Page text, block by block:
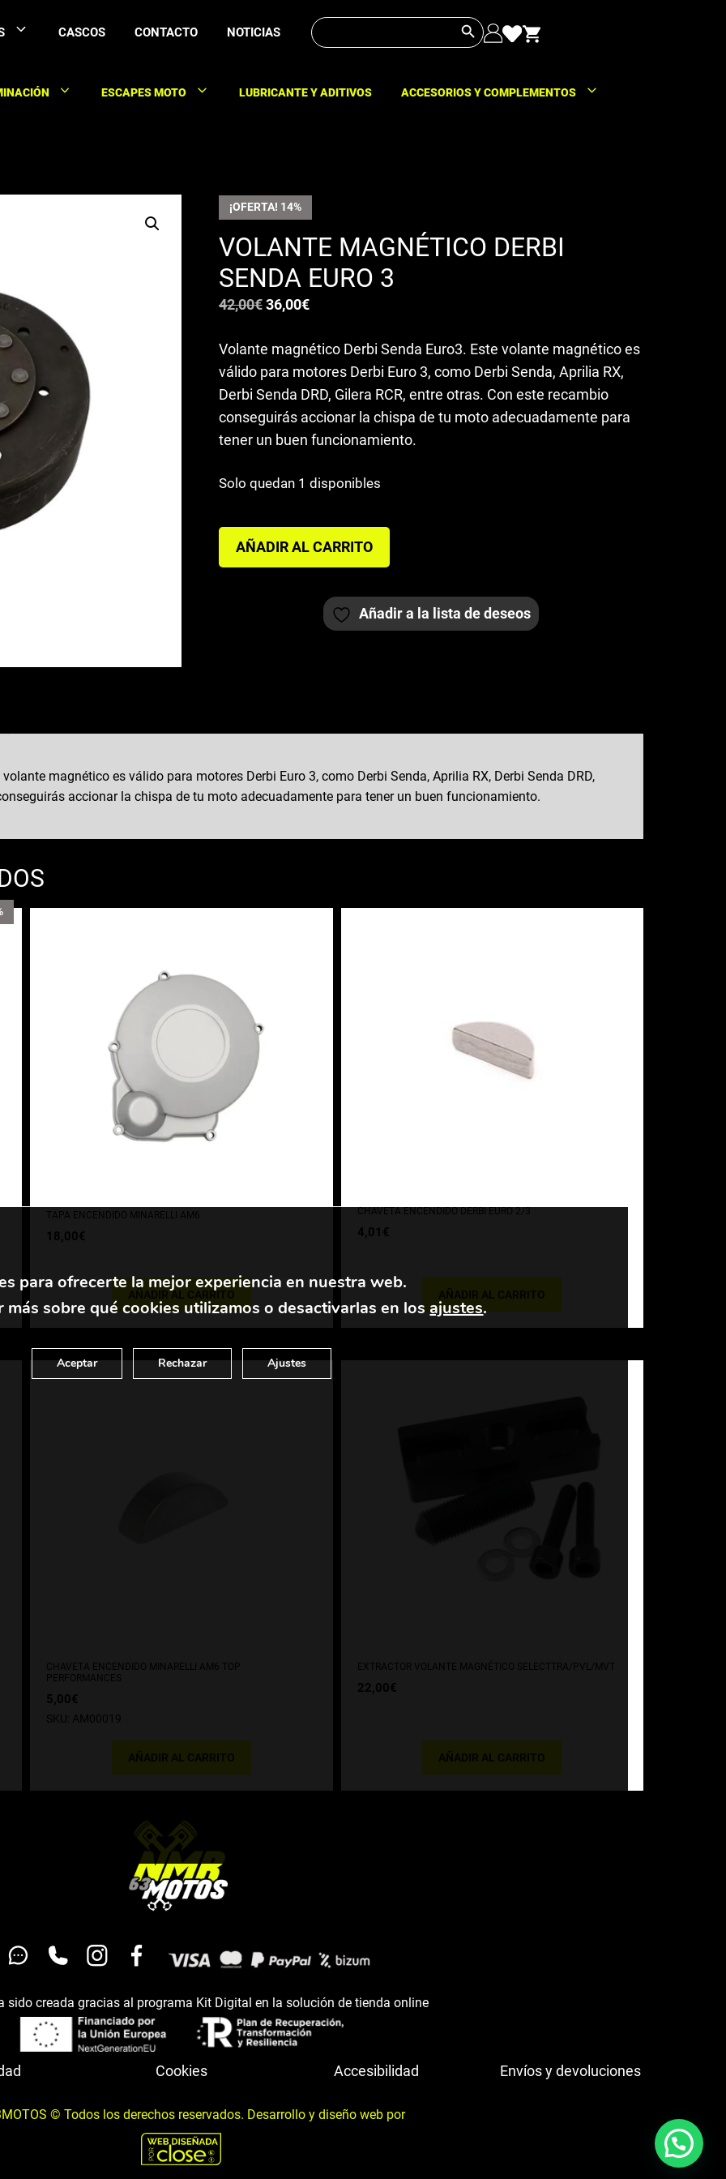
CASCOS CONTACTO NOTICIAS Buscar: Botón de búsqueda
ESCAPES MOTO LUBRICANTE Y ADITIVOS ACCESORIOS Y COMPLEMENTOS
¡OFERTA! 14%
VOLANTE MAGNÉTICO DERBI
SENDA EURO 3
42,00€ El
original
era:
42,00€.
36,00€El
actual
es:
36,00€.
Volante magnético Derbi Senda Euro3. Este volante magnético es
válido para motores Derbi Euro 3, como Derbi Senda, Aprilia RX,
Derbi Senda DRD, Gilera RCR, entre otras. Con este recambio
conseguirás accionar la chispa de tu moto adecuadamente para
tener un buen funcionamiento.
Solo quedan 1 disponibles
VOLANTE
MAGNÉTICO
DERBI
AÑADIR AL CARRITO
Añadir a la lista de deseos
magnético es válido para motores Derbi Euro 3, como Derbi Senda, Aprilia RX, Derbi Senda DRD,
accionar la chispa de tu moto adecuadamente para tener un buen funcionamiento.
TAPA ENCENDIDO MINARELLI AM6
18,00€
AÑADIR AL CARRITO
CHAVETA ENCENDIDO DERBI EURO 2/3
4,01 €
CHAVETA ENCENDIDO MINARELLI AM6 TOP
PERFORMANCES
5,00€
SKU: AM00019
EXTRACTOR VOLANTE MAGNÉTICO SELECTTRA/PVL/MVT
22,00€
sido creada gracias al programa Kit Digital en la solución de tienda online
Cookies Accesibilidad Envíos y devoluciones
© Todos los derechos reservados. Desarrollo y diseño web por
para ofrecerte la mejor experiencia en nuestra web.
más sobre qué cookies utilizamos o desactivarlas en losajustes.
Aceptar Rechazar Ajustes